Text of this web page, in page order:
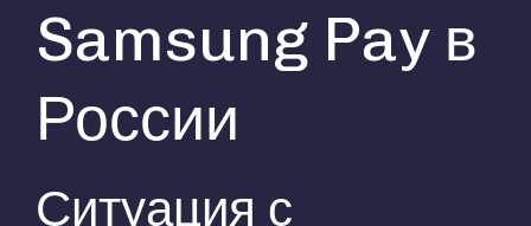
Samsung Pay в
России
Ситуация с